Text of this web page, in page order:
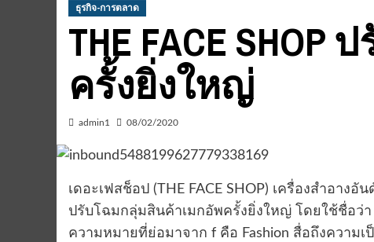
ธุรกิจ-การตลาด
THE FACE
ครั้งยิ่งใหญ่
admin1 08/02/2020
เดอะเฟสช็อป (THE FACE SHOP) เครื่องสำอาง
ปรับโฉมกลุ่มสินค้าเมกอัพครั้งยิ่งใหญ่ โดยใช้ชื่อว่า
ความหมายที่ย่อมาจาก f คือ Fashion สื่อถึงควา